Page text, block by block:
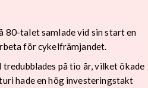
80-talet samlade vid sin start en
för cykelfrämjandet.
på tio år, vilket ökade
hade en hög investeringstakt